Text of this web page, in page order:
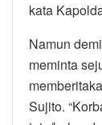
kata
Namun
meminta
Sujito.